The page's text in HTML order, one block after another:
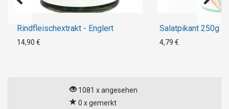
Rindfleischextrakt - Englert
14,90 €
Salatpikant 250g -
4,79 €
1081 x angesehen
0 x gemerkt